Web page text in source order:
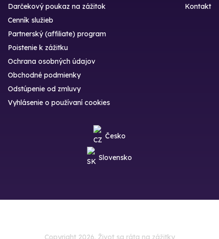
Darčekový poukaz na zážitok
Kontakt
Cenník služieb
Partnerský (affiliate) program
Poistenie k zážitku
Ochrana osobných údajov
Obchodné podmienky
Odstúpenie od zmluvy
Vyhlásenie o používaní cookies
Česko
Slovensko
Copyright 2026. Život sa ráta na zážitky